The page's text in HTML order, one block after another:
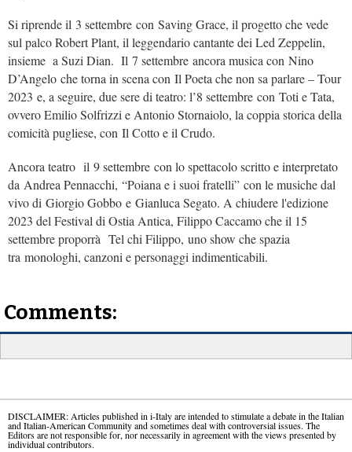
Si riprende il 3 settembre con Saving Grace, il progetto che vede
sul palco Robert Plant, il leggendario cantante dei Led Zeppelin,
insieme a Suzi Dian. Il 7 settembre ancora musica con Nino
D’Angelo che torna in scena con Il Poeta che non sa parlare – Tour
2023 e, a seguire, due sere di teatro: l’8 settembre con Toti e Tata,
ovvero Emilio Solfrizzi e Antonio Stornaiolo, la coppia storica della
comicità pugliese, con Il Cotto e il Crudo.
Ancora teatro il 9 settembre con lo spettacolo scritto e interpretato
da Andrea Pennacchi, “Poiana e i suoi fratelli” con le musiche dal
vivo di Giorgio Gobbo e Gianluca Segato. A chiudere l'edizione
2023 del Festival di Ostia Antica, Filippo Caccamo che il 15
settembre proporrà Tel chi Filippo, uno show che spazia
tra monologhi, canzoni e personaggi indimenticabili.
Comments:
DISCLAIMER: Articles published in i-Italy are intended to stimulate a debate in the Italian
and Italian-American Community and sometimes deal with controversial issues. The
Editors are not responsible for, nor necessarily in agreement with the views presented by
individual contributors.